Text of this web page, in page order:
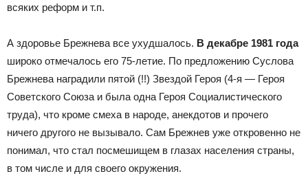
всяких реформ и т.п.
А здоровье Брежнева все ухудшалось. В декабре 1981 года
широко отмечалось его 75-летие. По предложению Суслова
Брежнева наградили пятой (!!) Звездой Героя (4-я — Героя
Советского Союза и была одна Героя Социалистического
труда), что кроме смеха в народе, анекдотов и прочего
ничего другого не вызывало. Сам Брежнев уже откровенно не
понимал, что стал посмешищем в глазах населения страны,
в том числе и для своего окружения.